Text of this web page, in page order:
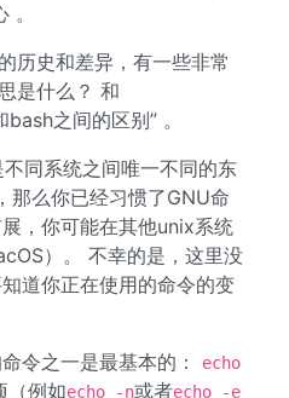
。
历史和差异，有一些非常
是什么？ 和
之间的区别” 。
同系统之间唯一不同的东
那么你已经习惯了GNU命
，你可能在其他unix系统
）。 不幸的是，这里没
道你正在使用的命令的变
令之一是最基本的：
echo
（例如echo -n或者echo -e